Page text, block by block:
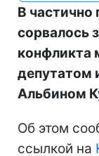
В частично
сорвалось
конфликта
депутатом
Альбином
Об этом
ссылкой на